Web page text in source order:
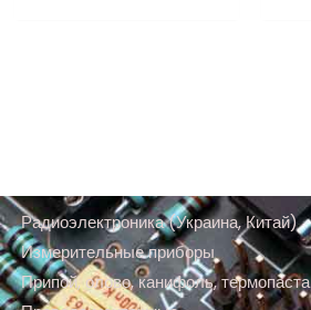
Радиоэлектроника (Украина, Китай)
Измерительные приборы
Припой, олово, канифоль, термопаста